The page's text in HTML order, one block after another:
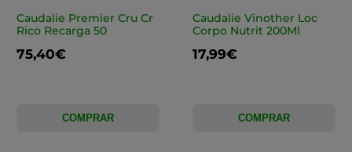
Caudalie Premier Cru Cr
Rico Recarga 50
75,40€
COMPRAR
Caudalie Vinother Loc
Corpo Nutrit 200Ml
17,99€
COMPRAR